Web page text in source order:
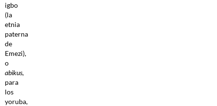
igbo
(la
etnia
paterna
de
Emezi),
o
abikus,
para
los
yoruba,